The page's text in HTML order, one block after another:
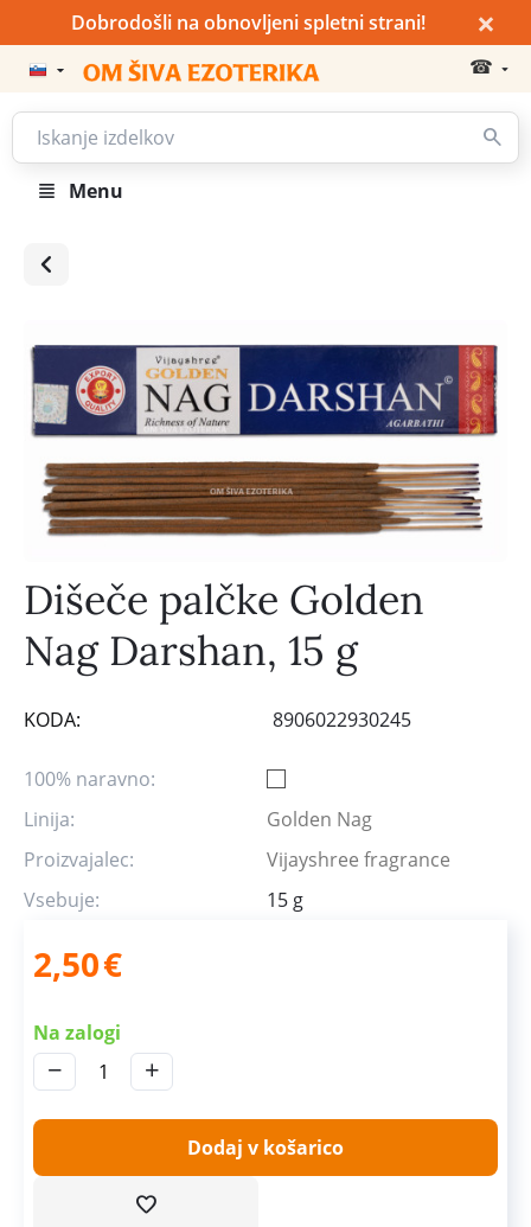
Dobrodošli na obnovljeni spletni strani! ×
☎
Menu
Dišeče palčke Golden
Nag Darshan, 15 g
KODA: 8906022930245
100% naravno:
Linija:
Golden Nag
Proizvajalec:
Vijayshree fragrance
Vsebuje:
15 g
2,50€
Na zalogi
+
−
Dodaj v košarico